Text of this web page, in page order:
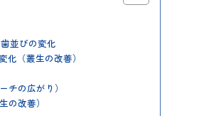
並びの変化
化（叢生の改善）
チの広がり）
の改善）